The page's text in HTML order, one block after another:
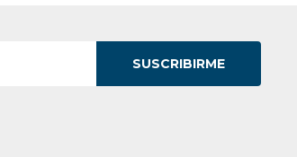
SUSCRIBIRME